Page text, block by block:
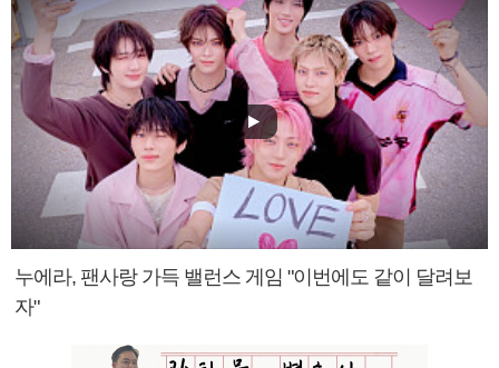
누에라, 팬사랑 가득 밸런스 게임 "이번에도 같이 달려보
자"